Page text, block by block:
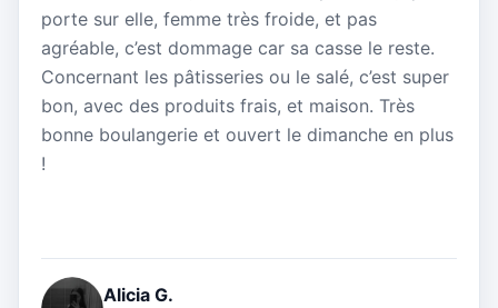
porte sur elle, femme très froide, et pas
agréable, c’est dommage car sa casse le reste.
Concernant les pâtisseries ou le salé, c’est super
bon, avec des produits frais, et maison. Très
bonne boulangerie et ouvert le dimanche en plus
!
Alicia G.